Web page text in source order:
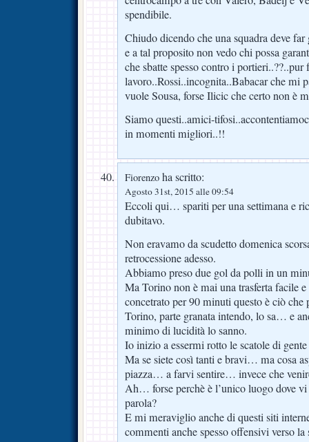
spendibile.
Chiudo dicendo che una squadra deve
e a tal proposito non vedo chi possa
che sbatte spesso contro i portieri..??..pur
lavoro..Rossi..incognita..Babacar che mi
vuole Sousa, forse Ilicic che certo non è
Siamo questi..amici-
in momenti migliori..!!
Fiorenzo ha scritto:
Agosto 31st, 2015 alle 09:54
Eccoli qui… spariti per una settimana e
dubitavo.
Non eravamo da scudetto domenica
retrocessione adesso.
Abbiamo preso due gol da polli in un
Ma Torino non è mai una trasferta facile e
concetrato per 90 minuti questo è ciò che
Torino, parte granata intendo, lo sa… e
minimo di lucidità lo sanno.
Io inizio a essermi rotto le scatole di
Ma se siete così tanti e bravi… ma cosa
piazza… a farvi sentire… invece che
Ah… forse perchè è l’unico luogo dove
parola?
E mi meraviglio anche di questi siti
commenti anche spesso offensivi verso